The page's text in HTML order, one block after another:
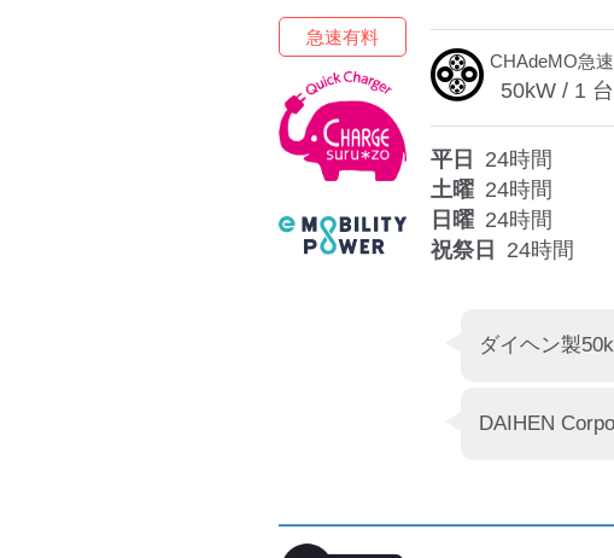
急速有料
CHAdeMO急速
50kW / 1 台
平日
24時間
土曜 24時間
日曜 24時間
祝祭日
24時間